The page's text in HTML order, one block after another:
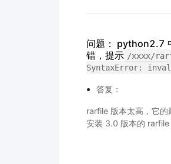
问题： python2.7
错，提示 /xxxx/
SyntaxError:
答复：
rarfile 版本太高，它
安装 3.0 版本的 rarfile